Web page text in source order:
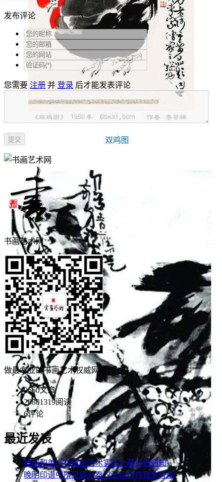
双鸡图
发布评论
您需要 注册 并 登录 后才能发表评论
书画艺术网
做最专业的书画艺术权威网站！
9660文章
28881319阅读
6评论
最近发表
首届和美乡村建设艺术实践大展征稿通知
晚明印谱中所见部分秦汉玉印伪作现象考辨